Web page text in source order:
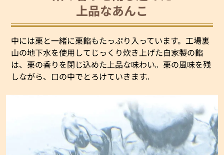
上品なあんこ
中には栗と一緒に栗餡もたっぷり入っています。工場裏
山の地下水を使用してじっくり炊き上げた自家製の餡
は、栗の香りを閉じ込めた上品な味わい。栗の風味を残
しながら、口の中でとろけていきます。